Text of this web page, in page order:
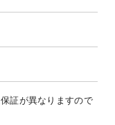
証が異なりますので